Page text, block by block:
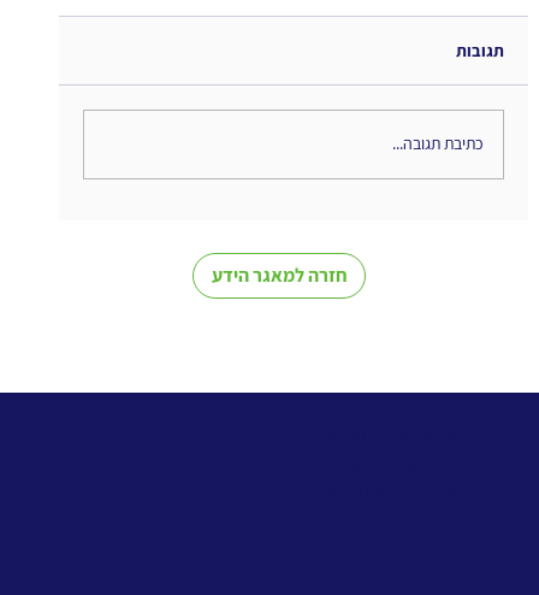
חזרה למאגר הידע
תגובות
כתיבת תגובה...